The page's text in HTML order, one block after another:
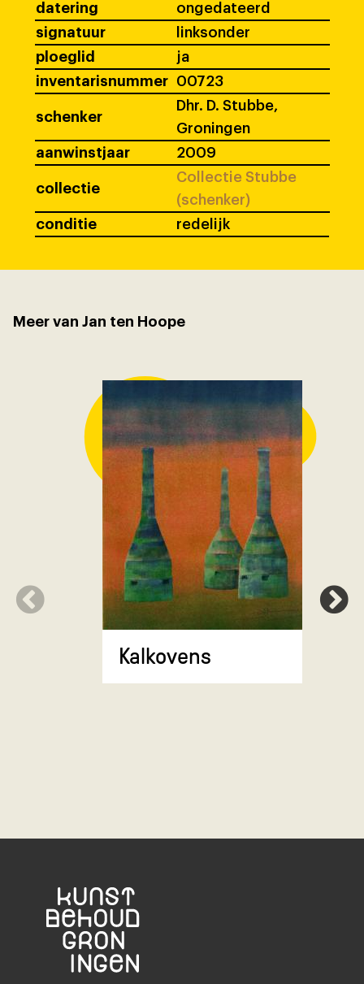
datering
ongedateerd
signatuur
linksonder
ploeglid
ja
inventarisnummer
00723
schenker
Dhr. D. Stubbe,
Groningen
aanwinstjaar
2009
collectie
Collectie Stubbe
(schenker)
conditie
redelijk
Meer van Jan ten Hoope
Kalkovens
Amfora's